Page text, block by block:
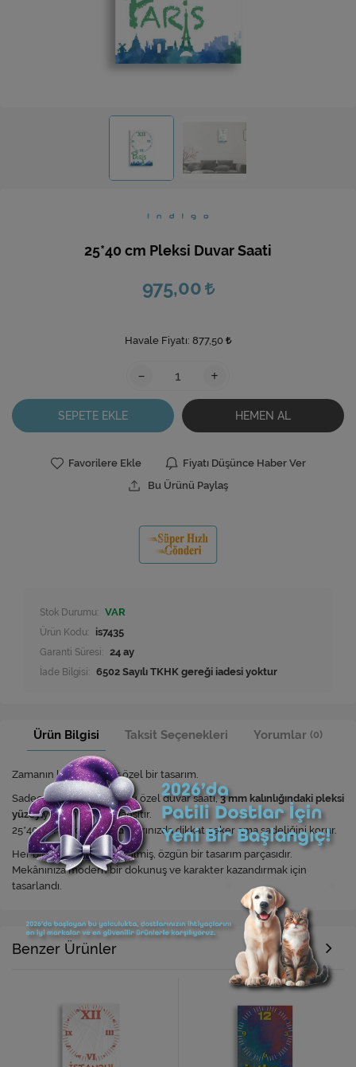
Ev Hediyeleri
Yeni İş Hediyeleri
25*40 cm Pleksi Duvar Saati
975,00
Havale Fiyatı: 877,50
- +
SEPETE EKLE HEMEN AL
Favorilere Ekle
Fiyatı Düşünce Haber Ver
Bu Ürünü Paylaş
Stok Durumu: VAR
Ürün Kodu: is7435
Garanti Süresi: 24 ay
İade Bilgisi:
Ürün Bilgisi Taksit Seçenekleri Yorumlar (0)
Zamanın kendisi kadar özel bir tasarım.
Sadece5 adetüretilen bu özel duvar saati,3 mm kalınlığındaki pleksi
yüzeyiyle ışığı zarifçe yansıtır.
25*40 cm’lik formuyla duvarınızda dikkat çeker ama sadeliğini korur.
Her biri sınırlı sayıda üretilmiş, özgün bir tasarım parçasıdır.
Mekânınıza modern bir dokunuş ve karakter kazandırmak için
tasarlandı.
Benzer Ürünler